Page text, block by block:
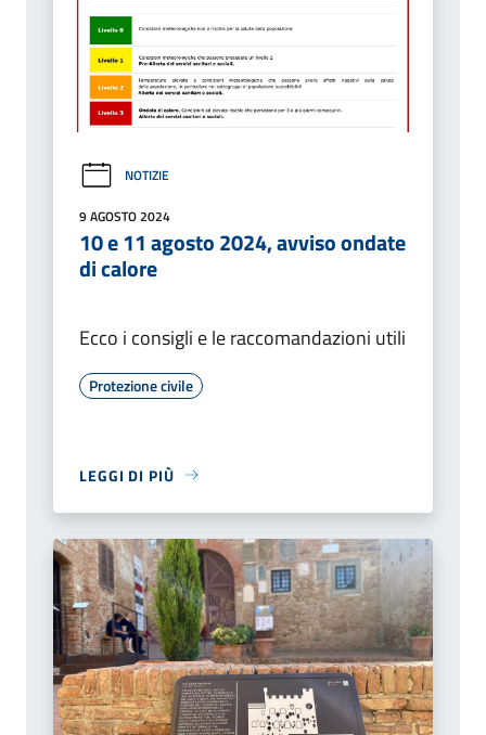
NOTIZIE
9 AGOSTO 2024
10 e 11 agosto 2024, avviso ondate
di calore
Ecco i consigli e le raccomandazioni utili
Protezione civile
LEGGI DI PIÙ